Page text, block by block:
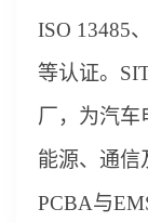
ISO 13485
等认证。 S
厂， 为汽车
能源、通信
PCBA与